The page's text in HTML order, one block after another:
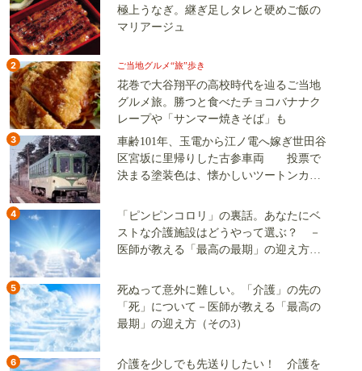
極上うなぎ。継ぎ足しタレと硬めご飯の
マリアージュ
2 ご当地グルメ“旅”歩き
花巻で大谷翔平の高校時代を辿るご当地
グルメ旅。勝つと食べたチョコバナナク
レープや「サンマー焼きそば」も
3
車齢101年、玉電から江ノ電へ嫁ぎ世田谷
区宮坂に里帰りした古参車両 投票で
決まる塗装色は、懐かしいツートンカラ
4
「ピンピンコロリ」の裏話。あなたにベ
ストな介護施設はどうやって選ぶ？ －
医師が教える「最高の最期」の迎え方
5
死ぬって意外に難しい。「介護」の先の
「死」について－医師が教える「最高の
最期」の迎え方（その3）
6
介護を少しでも先送りしたい！ 介護を